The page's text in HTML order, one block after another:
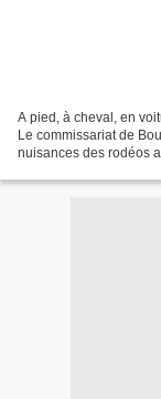
A pied, à cheval, en
Le commissariat de
nuisances des rodéos